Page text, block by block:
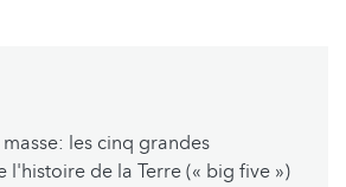
les cinq grandes
l'histoire de la Terre (« big five »)